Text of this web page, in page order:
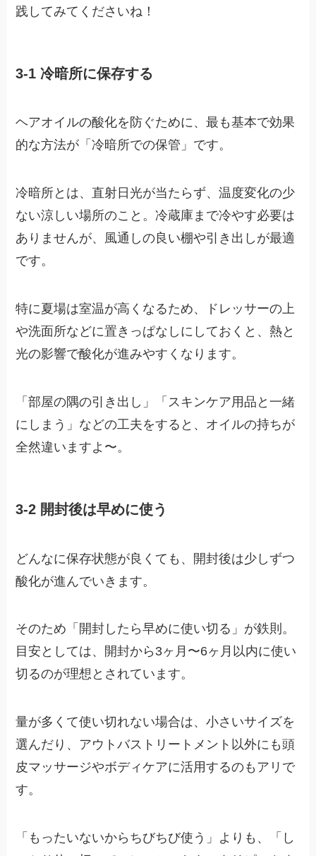
践してみてくださいね！
3-1 冷暗所に保存する
ヘアオイルの酸化を防ぐために、最も基本で効果
的な方法が「冷暗所での保管」です。
冷暗所とは、直射日光が当たらず、温度変化の少
ない涼しい場所のこと。冷蔵庫まで冷やす必要は
ありませんが、風通しの良い棚や引き出しが最適
です。
特に夏場は室温が高くなるため、ドレッサーの上
や洗面所などに置きっぱなしにしておくと、熱と
光の影響で酸化が進みやすくなります。
「部屋の隅の引き出し」「スキンケア用品と一緒
にしまう」などの工夫をすると、オイルの持ちが
全然違いますよ〜。
3-2 開封後は早めに使う
どんなに保存状態が良くても、開封後は少しずつ
酸化が進んでいきます。
そのため「開封したら早めに使い切る」が鉄則。
目安としては、開封から3ヶ月〜6ヶ月以内に使い
切るのが理想とされています。
量が多くて使い切れない場合は、小さいサイズを
選んだり、アウトバストリートメント以外にも頭
皮マッサージやボディケアに活用するのもアリで
す。
「もったいないからちびちび使う」よりも、「し